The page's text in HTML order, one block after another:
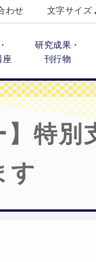
わせ 文字サイズ
座
研究成果・
刊行物
特別
す